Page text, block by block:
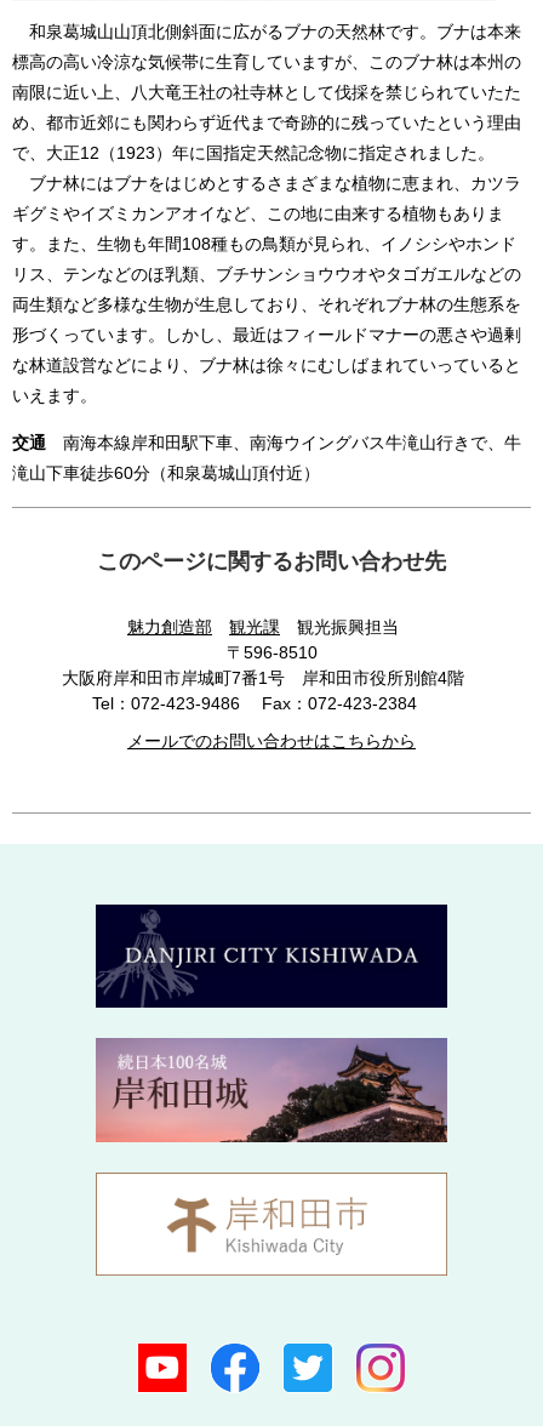
和泉葛城山山頂北側斜面に広がるブナの天然林です。ブナは本来
標高の高い冷涼な気候帯に生育していますが、このブナ林は本州の
南限に近い上、八大竜王社の社寺林として伐採を禁じられていたた
め、都市近郊にも関わらず近代まで奇跡的に残っていたという理由
で、大正12（1923）年に国指定天然記念物に指定されました。
ブナ林にはブナをはじめとするさまざまな植物に恵まれ、カツラ
ギグミやイズミカンアオイなど、この地に由来する植物もありま
す。また、生物も年間108種もの鳥類が見られ、イノシシやホンド
リス、テンなどのほ乳類、ブチサンショウウオやタゴガエルなどの
両生類など多様な生物が生息しており、それぞれブナ林の生態系を
形づくっています。しかし、最近はフィールドマナーの悪さや過剰
な林道設営などにより、ブナ林は徐々にむしばまれていっていると
いえます。
交通 南海本線岸和田駅下車、南海ウイングバス牛滝山行きで、牛
滝山下車徒歩60分（和泉葛城山頂付近）
このページに関するお問い合わせ先
魅力創造部 観光課
観光振興担当
〒596-8510
大阪府岸和田市岸城町7番1号 岸和田市役所別館4階
Tel：072-423-9486
Fax：072-423-2384
メールでのお問い合わせはこちらから